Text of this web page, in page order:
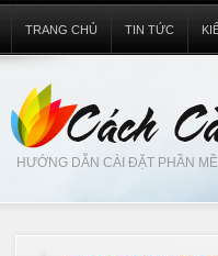
HƯỚNG DẪN CÀI ĐẶT PHẦN
TRANG CHỦ TIN TỨC